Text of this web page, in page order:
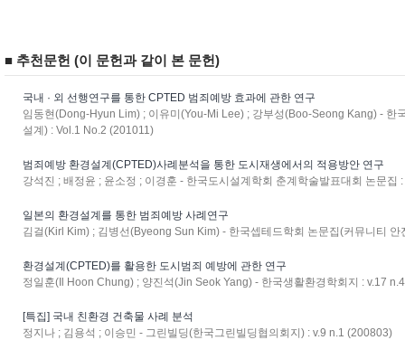
■ 추천문헌 (이 문헌과 같이 본 문헌)
국내 · 외 선행연구를 통한 CPTED 범죄예방 효과에 관한 연구
임동현(Dong-Hyun Lim) ; 이유미(You-Mi Lee) ; 강부성(Boo-Seong Kang) - 한
설계) : Vol.1 No.2 (201011)
범죄예방 환경설계(CPTED)사례분석을 통한 도시재생에서의 적용방안 연구
강석진 ; 배정윤 ; 윤소정 ; 이경훈 - 한국도시설계학회 춘계학술발표대회 논문집
일본의 환경설계를 통한 범죄예방 사례연구
김걸(Kirl Kim) ; 김병선(Byeong Sun Kim) - 한국셉테드학회 논문집(커뮤니티
환경설계(CPTED)를 활용한 도시범죄 예방에 관한 연구
정일훈(Il Hoon Chung) ; 양진석(Jin Seok Yang) - 한국생활환경학회지 : v.17
[특집] 국내 친환경 건축물 사례 분석
정지나 ; 김용석 ; 이승민 - 그린빌딩(한국그린빌딩협의회지) : v.9 n.1 (200803)